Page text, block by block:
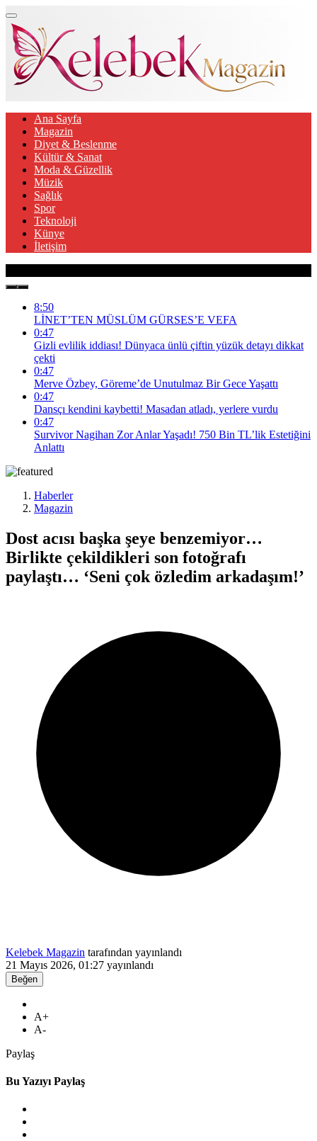
Ana Sayfa
Magazin
Diyet & Beslenme
Kültür & Sanat
Moda & Güzellik
Müzik
Sağlık
Spor
Teknoloji
Künye
İletişim
8:50
LİNET’TEN MÜSLÜM GÜRSES’E VEFA
0:47
Gizli evlilik iddiası! Dünyaca ünlü çiftin yüzük detayı dikkat
çekti
0:47
Merve Özbey, Göreme’de Unutulmaz Bir Gece Yaşattı
0:47
Dansçı kendini kaybetti! Masadan atladı, yerlere vurdu
0:47
Survivor Nagihan Zor Anlar Yaşadı! 750 Bin TL’lik Estetiğini
Anlattı
Haberler
Magazin
Dost acısı başka şeye benzemiyor…
Birlikte çekildikleri son fotoğrafı
paylaştı… ‘Seni çok özledim arkadaşım!’
Kelebek Magazin tarafından yayınlandı
21 Mayıs 2026, 01:27 yayınlandı
Beğen
A+
A-
Paylaş
Bu Yazıyı Paylaş